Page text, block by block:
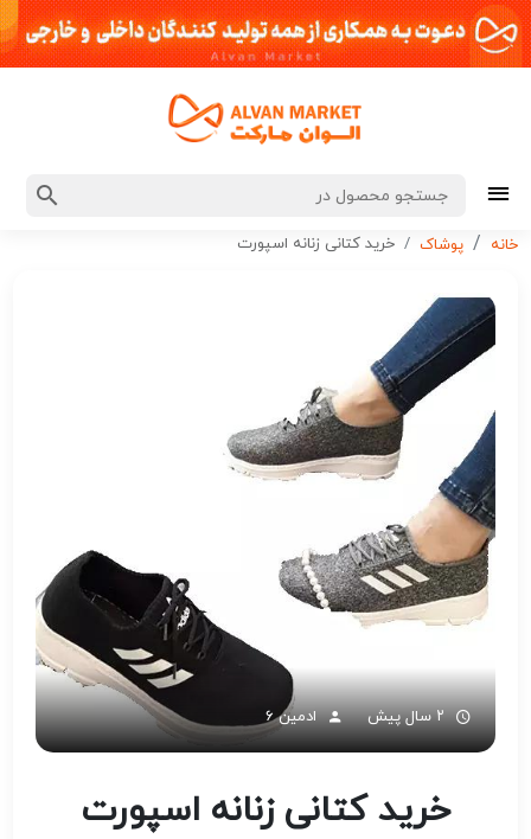
خانه پوشاک خرید کتانی زنانه اسپورت
۲ سال پیش ادمین 6
خرید کتانی زنانه اسپورت